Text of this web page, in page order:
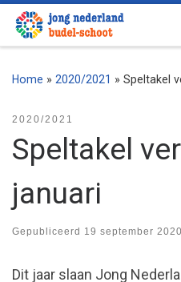
Ga naar inhoud
Home » 2020/2021 » Speltakel
2020/2021
Speltakel
januari
Gepubliceerd 19 september 2020
Dit jaar slaan Jong